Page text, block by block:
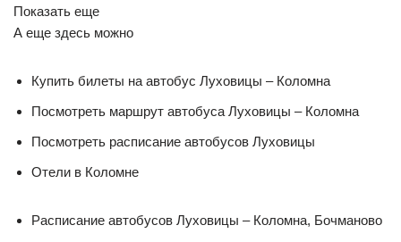
Показать еще
А еще здесь можно
Купить билеты на автобус Луховицы – Коломна
Посмотреть маршрут автобуса Луховицы – Коломна
Посмотреть расписание автобусов Луховицы
Отели в Коломне
Расписание автобусов Луховицы – Коломна, Бочманово